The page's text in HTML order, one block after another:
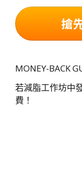
搶
MONEY-BACK
若減脂工作坊中
費！